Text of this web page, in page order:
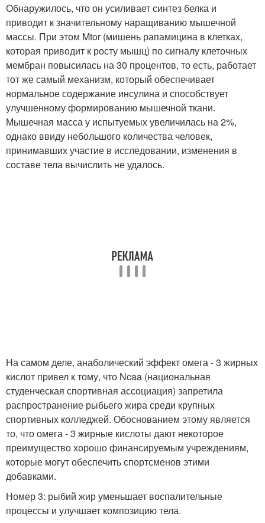
Обнаружилось, что он усиливает синтез белка и
приводит к значительному наращиванию мышечной
массы. При этом Mtor (мишень рапамицина в клетках,
которая приводит к росту мышц) по сигналу клеточных
мембран повысилась на 30 процентов, то есть, работает
тот же самый механизм, который обеспечивает
нормальное содержание инсулина и способствует
улучшенному формированию мышечной ткани.
Мышечная масса у испытуемых увеличилась на 2%,
однако ввиду небольшого количества человек,
принимавших участие в исследовании, изменения в
составе тела вычислить не удалось.
На самом деле, анаболический эффект омега - 3 жирных
кислот привел к тому, что Ncaa (национальная
студенческая спортивная ассоциация) запретила
распространение рыбьего жира среди крупных
спортивных колледжей. Обоснованием этому является
то, что омега - 3 жирные кислоты дают некоторое
преимущество хорошо финансируемым учреждениям,
которые могут обеспечить спортсменов этими
добавками.
Номер 3: рыбий жир уменьшает воспалительные
процессы и улучшает композицию тела.